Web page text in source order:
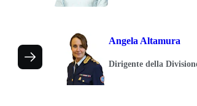
Angela Altamura
Dirigente della